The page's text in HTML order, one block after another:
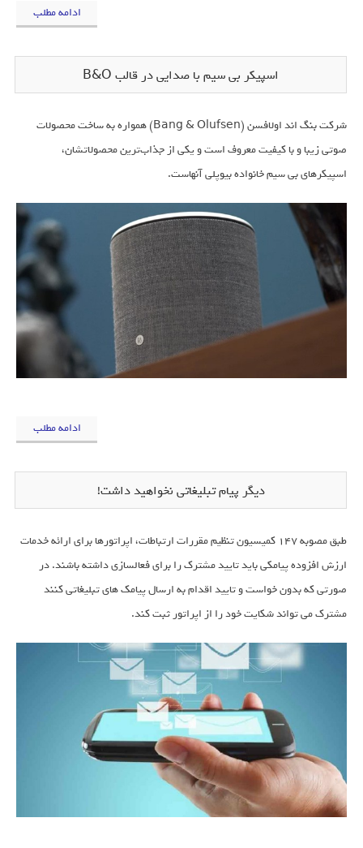
ادامه مطلب
اسپیکر بی سیم با صدایی در قالب B&O
شرکت بنگ اند اولافسن (Bang & Olufsen) همواره به ساخت محصولات
صوتی زیبا و با کیفیت معروف است و یکی از جذاب‌ترین محصولاتشان،
اسپیکرهای بی سیم خانواده بیوپلی آنهاست.
ادامه مطلب
دیگر پیام تبلیغاتی نخواهید داشت!
طبق مصوبه ۱۴۷ کمیسیون تنظیم مقررات ارتباطات، اپراتورها برای ارائه خدمات
ارزش افزوده پیامکی باید تایید مشترک را برای فعالسازی داشته باشند. در
صورتی که بدون خواست و تایید اقدام به ارسال پیامک های تبلیغاتی کنند
مشترک می تواند شکایت خود را از اپراتور ثبت کند.